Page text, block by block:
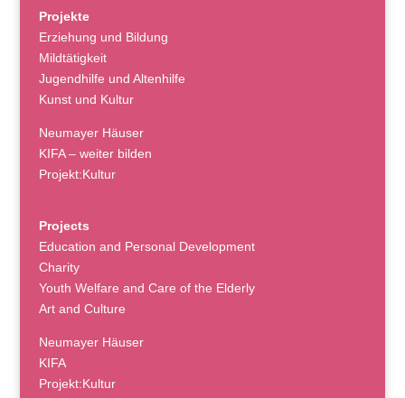
Projekte
Erziehung und Bildung
Mildtätigkeit
Jugendhilfe und Altenhilfe
Kunst und Kultur
Neumayer Häuser
KIFA – weiter bilden
Projekt:Kultur
Projects
Education and Personal Development
Charity
Youth Welfare and Care of the Elderly
Art and Culture
Neumayer Häuser
KIFA
Projekt:Kultur